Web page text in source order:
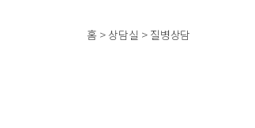
홈 > 상담실 > 질병상담